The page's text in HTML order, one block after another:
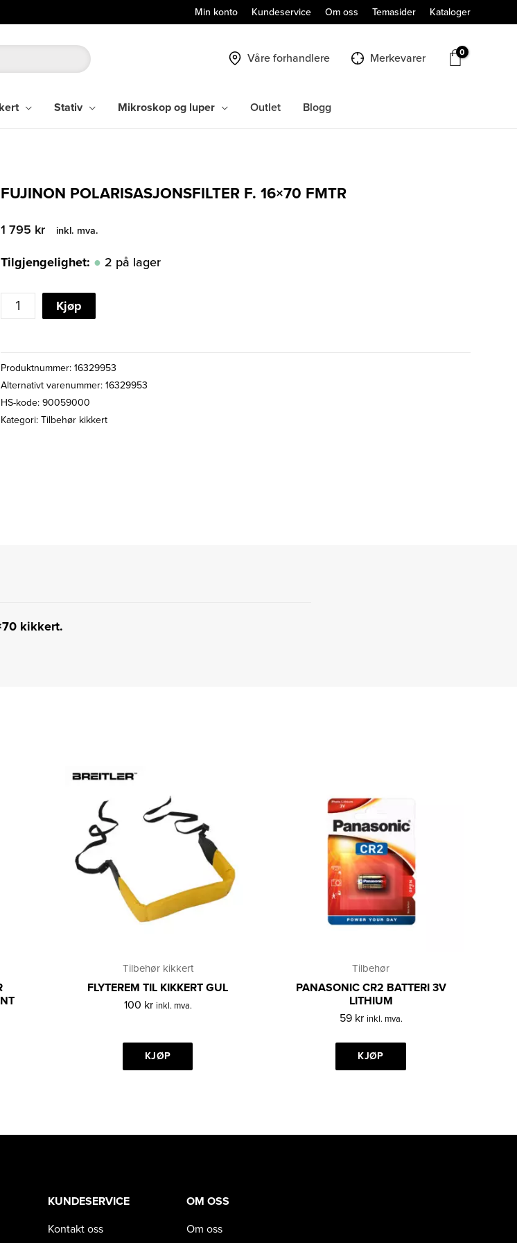
Min konto Kundeservice Om oss Temasider Kataloger
Våre forhandlere Merkevarer
Stativ Mikroskop og luper Outlet Blogg
FUJINON POLARISASJONSFILTER F. 16×70 FMTR
1 795 kr inkl. mva.
Tilgjengelighet: 2 på lager
FUJINON
POLARISASJONSFILTER
FMTR
antall
Kjøp
Produktnummer:16329953
Alternativt varenummer: 16329953
HS-kode: 90059000
Kategori:Tilbehør kikkert
kikkert.
Tilbehør kikkert
FLYTEREM TIL KIKKERT GUL
100 kr inkl. mva.
KJØP
Tilbehør
PANASONIC CR2 BATTERI 3V
LITHIUM
59 kr inkl. mva.
KJØP
KUNDESERVICE
Kontakt oss
OM OSS
Om oss